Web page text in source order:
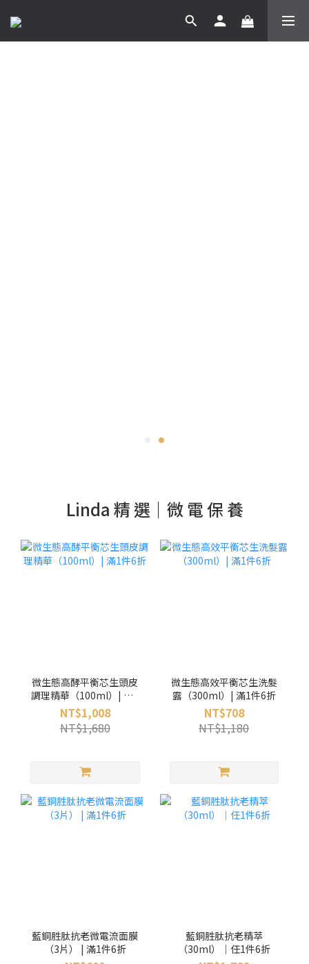
Linda 精 選｜微 電 保 養
微生態高酵平衡芯生頭皮
調理精華（100ml）| 滿1
件6折
NT$1,008
NT$1,680
微生態高效平衡芯生洗髮
露（300ml）| 滿1件6折
NT$708
NT$1,180
藍銅胜肽抗老微電流面膜
（3片） | 滿1件6折
藍銅胜肽抗老精萃
（30ml）｜任1件6折